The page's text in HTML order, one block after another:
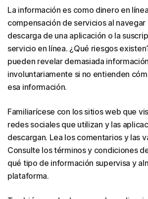
La información es como dinero en
compensación de servicios al
descarga de una aplicación o la
servicio en línea. ¿Qué riesgos
pueden revelar demasiada
involuntariamente si no entienden
esa información.
Familiarícese con los sitios web que
redes sociales que utilizan y las
descargan. Lea los comentarios y las
Consulte los términos y condiciones
qué tipo de información supervisa y
plataforma.